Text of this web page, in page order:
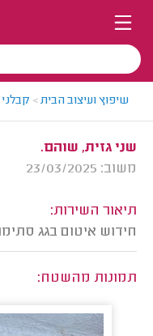
שיפוץ ועיצוב הבית>
שני גזית, שוהם.
משוב: 23/03/2025
תיאור השירות:
חידוש איטום בגג
תמונות מהשטח: